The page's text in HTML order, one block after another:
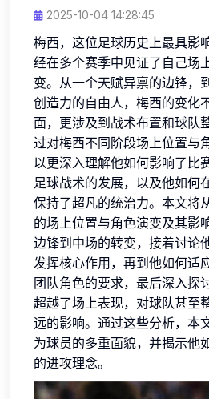
2025-10-04 14:28:45
梅西，这位足球历史上最具影
经在多个赛季中见证了自己场
变。从一个天赋异禀的边锋，
创造力的自由人，梅西的变化
面，更涉及到战术布置和球队
过对梅西不同阶段场上位置与
以更深入理解他如何影响了比
足球战术的发展，以及他如何
保持了超凡的统治力。本文将
的场上位置与角色演变及其影
边锋到中场的转变，接着讨论
发挥核心作用，再到他如何适
团队角色的要求，最后深入探
超越了场上表现，对球队甚至
远的影响。通过这些分析，本
为球员的多重面貌，并揭示他
的进攻理念。